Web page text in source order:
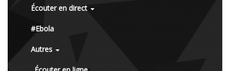
Écouter en direct
#Ebola
Autres